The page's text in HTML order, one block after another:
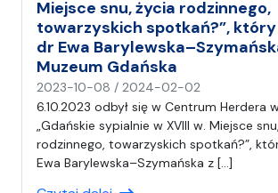
Miejsce snu, życia rodzinnego,
towarzyskich spotkań?”, który
dr Ewa
Muzeum Gdańska
2023-10-08 / 2024-02-02
a
p
i
s
6.10.2023 odbył się w Centrum Herdera
„Gdańskie sypialnie w XVIII w. Miejsce
rodzinnego, towarzyskich spotkań?”,
Ewa Barylewska–Szymańska z […]